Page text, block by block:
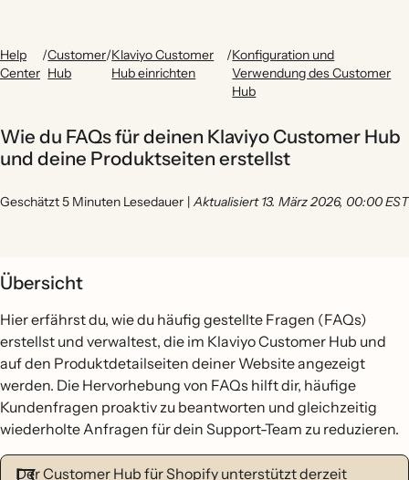
Help
Center
/Customer
Hub
/Klaviyo Customer
Hub einrichten
/Konfiguration und
Verwendung des Customer
Hub
Wie du FAQs für deinen Klaviyo Customer Hub
und deine Produktseiten erstellst
Geschätzt 5 Minuten Lesedauer | Aktualisiert 13. März 2026, 00:00 EST
Übersicht
Hier erfährst du, wie du häufig gestellte Fragen (FAQs)
erstellst und verwaltest, die im Klaviyo Customer Hub und
auf den Produktdetailseiten deiner Website angezeigt
werden. Die Hervorhebung von FAQs hilft dir, häufige
Kundenfragen proaktiv zu beantworten und gleichzeitig
wiederholte Anfragen für dein Support-Team zu reduzieren.
Der Customer Hub für Shopify unterstützt derzeit